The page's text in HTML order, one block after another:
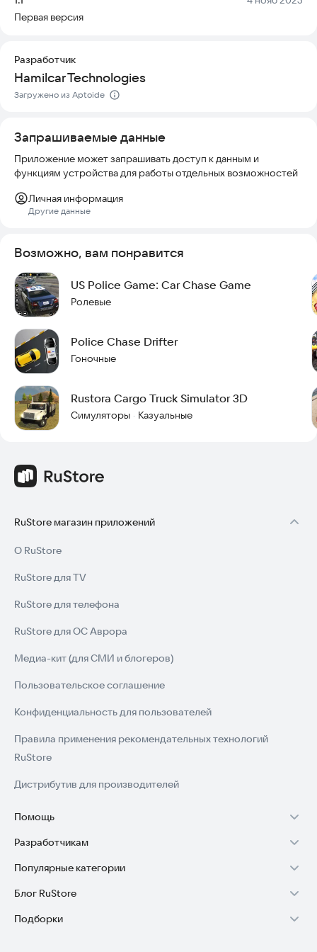
беспокоясь о приватности. Черно-белый стиль
иллюстраций создает атмосферу ностальгии, а
понятное, а уровень сложности адаптируется под ваш опыт.
Установите игру и отправляйтесь в опасное путешествие,
где каждый поворот может стать последним.
Первая версия
Разработчик
Hamilcar Technologies
Загружено из Aptoide
Запрашиваемые данные
Приложение может запрашивать доступ к данным и
функциям устройства для работы отдельных возможностей
Личная информация
Другие данные
Возможно, вам понравится
US Police Game: Car Chase Game
Ролевые
Police Chase Drifter
Гоночные
Rustora Cargo Truck Simulator 3D
Симуляторы · Казуальные
RuStore магазин приложений
О RuStore
RuStore для TV
RuStore для телефона
RuStore для ОС Аврора
Медиа-кит (для СМИ и блогеров)
Пользовательское соглашение
Конфиденциальность для пользователей
Правила применения рекомендательных технологий
RuStore
Дистрибутив для производителей
Помощь
Установка RuStore на TV
Установка RuStore на телефон
Установка RuStore в машину
Помощь пользователям RuStore
Разработчикам
Зарабатывать с RuStore
Стать разработчиком
Доступ к RuStore Консоль
Популярные категории
Игры для Android
Приложения банков
Блог RuStore
Обзоры игр для Android 2025
Подборки